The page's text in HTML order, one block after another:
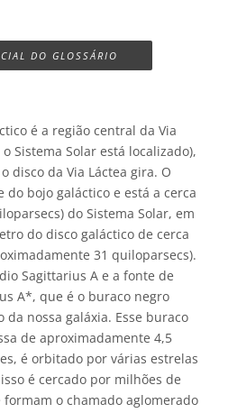
DO GLOSSÁRIO
é a região central da Via
Sistema Solar está localizado),
disco da Via Láctea gira. O
bojo galáctico e está a cerca
do Sistema Solar, em
do disco galáctico de cerca
31 quiloparsecs).
Sagittarius A e a fonte de
A*, que é o buraco negro
da nossa galáxia. Esse buraco
de aproximadamente 4,5
é orbitado por várias estrelas
é cercado por milhões de
o chamado aglomerado